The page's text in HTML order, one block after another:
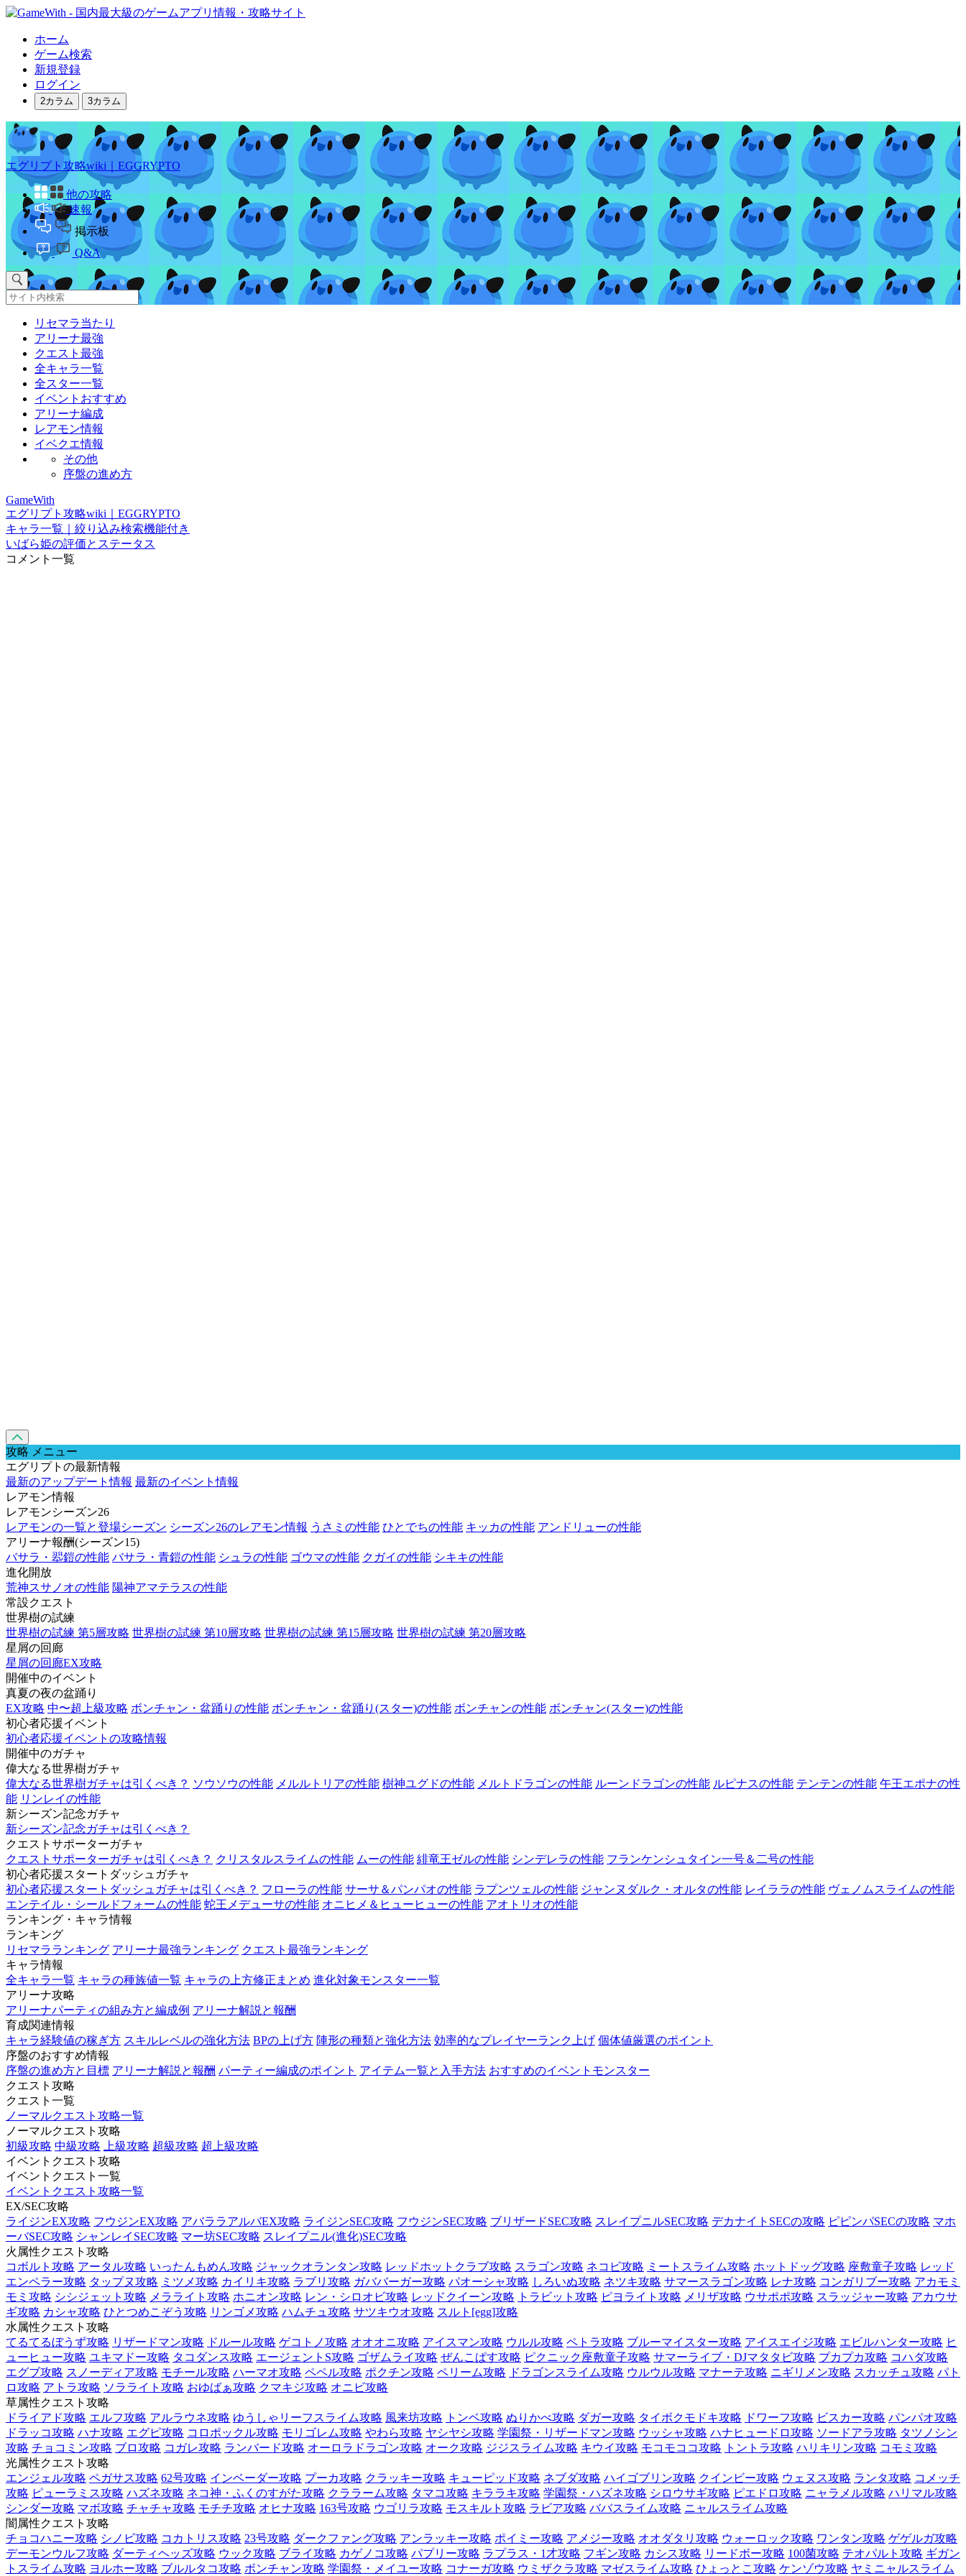
ホーム
ゲーム検索
新規登録
ログイン
2カラム 3カラム
エグリプト攻略wiki｜EGGRYPTO
他の攻略
速報
掲示板
Q&A
リセマラ当たり
アリーナ最強
クエスト最強
全キャラ一覧
全スター一覧
イベントおすすめ
アリーナ編成
レアモン情報
イベクエ情報
その他
序盤の進め方
GameWith
エグリプト攻略wiki｜EGGRYPTO
キャラ一覧｜絞り込み検索機能付き
いばら姫の評価とステータス
コメント一覧
攻略 メニュー
エグリプトの最新情報
最新のアップデート情報 最新のイベント情報
レアモン情報
レアモンシーズン26
レアモンの一覧と登場シーズン シーズン26のレアモン情報 うさミの性能 ひとでちの性能 キッカの性能 アンドリューの性能
アリーナ報酬(シーズン15)
バサラ・翆鎧の性能 バサラ・青鎧の性能 シュラの性能 ゴウマの性能 クガイの性能 シキキの性能
進化開放
荒神スサノオの性能 陽神アマテラスの性能
常設クエスト
世界樹の試練
世界樹の試練 第5層攻略 世界樹の試練 第10層攻略 世界樹の試練 第15層攻略 世界樹の試練 第20層攻略
星屑の回廊
星屑の回廊EX攻略
開催中のイベント
真夏の夜の盆踊り
EX攻略 中〜超上級攻略 ボンチャン・盆踊りの性能 ボンチャン・盆踊り(スター)の性能 ボンチャンの性能 ボンチャン(スター)の性能
初心者応援イベント
初心者応援イベントの攻略情報
開催中のガチャ
偉大なる世界樹ガチャ
偉大なる世界樹ガチャは引くべき？ ソウソウの性能 メルルトリアの性能 樹神ユグドの性能 メルトドラゴンの性能 ルーンドラゴンの性能 ルピナスの性能 テンテンの性能 午王エポナの性
能 リンレイの性能
新シーズン記念ガチャ
新シーズン記念ガチャは引くべき？
クエストサポーターガチャ
クエストサポーターガチャは引くべき？ クリスタルスライムの性能 ムーの性能 緋竜王ゼルの性能 シンデレラの性能 フランケンシュタイン一号＆二号の性能
初心者応援スタートダッシュガチャ
初心者応援スタートダッシュガチャは引くべき？ フローラの性能 サーサ＆パンパオの性能 ラプンツェルの性能 ジャンヌダルク・オルタの性能 レイララの性能 ヴェノムスライムの性能
エンテイル・シールドフォームの性能 蛇王メデューサの性能 オニヒメ＆ヒューヒューの性能 アオトリオの性能
ランキング・キャラ情報
ランキング
リセマラランキング アリーナ最強ランキング クエスト最強ランキング
キャラ情報
全キャラ一覧 キャラの種族値一覧 キャラの上方修正まとめ 進化対象モンスター一覧
アリーナ攻略
アリーナパーティの組み方と編成例 アリーナ解説と報酬
育成関連情報
キャラ経験値の稼ぎ方 スキルレベルの強化方法 BPの上げ方 陣形の種類と強化方法 効率的なプレイヤーランク上げ 個体値厳選のポイント
序盤のおすすめ情報
序盤の進め方と目標 アリーナ解説と報酬 パーティー編成のポイント アイテム一覧と入手方法 おすすめのイベントモンスター
クエスト攻略
クエスト一覧
ノーマルクエスト攻略一覧
ノーマルクエスト攻略
初級攻略 中級攻略 上級攻略 超級攻略 超上級攻略
イベントクエスト攻略
イベントクエスト一覧
イベントクエスト攻略一覧
EX/SEC攻略
ライジンEX攻略 フウジンEX攻略 アバララアルバEX攻略 ライジンSEC攻略 フウジンSEC攻略 ブリザードSEC攻略 スレイプニルSEC攻略 デカナイトSECの攻略 ピピンパSECの攻略 マホ
ーバSEC攻略 シャンレイSEC攻略 マー坊SEC攻略 スレイプニル(進化)SEC攻略
火属性クエスト攻略
コボルト攻略 アータル攻略 いったんもめん攻略 ジャックオランタン攻略 レッドホットクラブ攻略 スラゴン攻略 ネコビ攻略 ミートスライム攻略 ホットドッグ攻略 座敷童子攻略 レッド
エンペラー攻略 タップヌ攻略 ミツメ攻略 カイリキ攻略 ラブリ攻略 ガババーガー攻略 パオーシャ攻略 しろいぬ攻略 ネツキ攻略 サマースラゴン攻略 レナ攻略 コンガリブー攻略 アカモミ
モミ攻略 シシジェット攻略 メラライト攻略 ホニオン攻略 レン・シロオビ攻略 レッドクイーン攻略 トラビット攻略 ピヨライト攻略 メリザ攻略 ウサポポ攻略 スラッジャー攻略 アカウサ
ギ攻略 カシャ攻略 ひとつめこぞう攻略 リンゴメ攻略 ハムチュ攻略 サツキウオ攻略 スルト[egg]攻略
水属性クエスト攻略
てるてるぼうず攻略 リザードマン攻略 ドルール攻略 ゲコトノ攻略 オオオニ攻略 アイスマン攻略 ウルル攻略 ペトラ攻略 ブルーマイスター攻略 アイスエイジ攻略 エビルハンター攻略 ヒ
ューヒュー攻略 ユキマドー攻略 タコダンス攻略 エージェントS攻略 ゴザムライ攻略 ぜんこぱす攻略 ピクニック座敷童子攻略 サマーライブ・DJマタタビ攻略 プカプカ攻略 コハダ攻略
エグブ攻略 スノーディア攻略 モチール攻略 ハーマオ攻略 ペペル攻略 ポクチン攻略 ペリーム攻略 ドラゴンスライム攻略 ウルウル攻略 マナーテ攻略 ニギリメン攻略 スカッチュ攻略 パト
ロ攻略 アトラ攻略 ソラライト攻略 おゆばぁ攻略 クマキジ攻略 オニビ攻略
草属性クエスト攻略
ドライアド攻略 エルフ攻略 アルラウネ攻略 ゆうしゃリーフスライム攻略 風来坊攻略 トンベ攻略 ぬりかべ攻略 ダガー攻略 タイボクモドキ攻略 ドワーフ攻略 ビスカー攻略 パンパオ攻略
ドラッコ攻略 ハナ攻略 エグピ攻略 コロポックル攻略 モリゴレム攻略 やわら攻略 ヤシヤシ攻略 学園祭・リザードマン攻略 ウッシャ攻略 ハナヒュードロ攻略 ソードアラ攻略 タツノシン
攻略 チョコミン攻略 ブロ攻略 コガレ攻略 ランバード攻略 オーロラドラゴン攻略 オーク攻略 ジジスライム攻略 キウイ攻略 モコモココ攻略 トントラ攻略 ハリキリン攻略 コモミ攻略
光属性クエスト攻略
エンジェル攻略 ペガサス攻略 62号攻略 インベーダー攻略 プーカ攻略 クラッキー攻略 キューピッド攻略 ネブダ攻略 ハイゴブリン攻略 クインビー攻略 ウェヌス攻略 ランタ攻略 コメッチ
攻略 ピューラミス攻略 ハズネ攻略 ネコ神・ふくのすがた攻略 クララーム攻略 タマコ攻略 キララキ攻略 学園祭・ハズネ攻略 シロウサギ攻略 ピエドロ攻略 ニャラメル攻略 ハリマル攻略
シンダー攻略 マボ攻略 チャチャ攻略 モチチ攻略 オヒナ攻略 163号攻略 ウゴリラ攻略 モスキルト攻略 ラビア攻略 ババスライム攻略 ニャルスライム攻略
闇属性クエスト攻略
チョコハニー攻略 シノビ攻略 コカトリス攻略 23号攻略 ダークファング攻略 アンラッキー攻略 ポイミー攻略 アメジー攻略 オオダタリ攻略 ウォーロック攻略 ワンタン攻略 ゲゲルガ攻略
デーモンウルフ攻略 ダーティヘッズ攻略 ウック攻略 ブライ攻略 カゲノコ攻略 パプリー攻略 ラプラス・1才攻略 フギン攻略 カシス攻略 リードボー攻略 100菌攻略 テオパルト攻略 ギガン
トスライム攻略 ヨルホー攻略 ブルルタコ攻略 ボンチャン攻略 学園祭・メイユー攻略 コナーガ攻略 ウミザクラ攻略 マゼスライム攻略 ひょっとこ攻略 ケンゾウ攻略 ヤミニャルスライム